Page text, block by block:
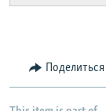
Поделиться